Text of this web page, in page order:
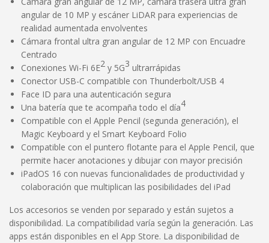
angular de 10 MP y escáner LiDAR para experiencias de
realidad aumentada envolventes
Cámara frontal ultra gran angular de 12 MP con Encuadre
Centrado
Conexiones Wi-Fi 6E2 y 5G3 ultrarrápidas
Conector USB-C compatible con Thunderbolt/USB 4
Face ID para una autenticación segura
Una batería que te acompaña todo el día4
Compatible con el Apple Pencil (segunda generación), el
Magic Keyboard y el Smart Keyboard Folio
Compatible con el puntero flotante para el Apple Pencil, que
permite hacer anotaciones y dibujar con mayor precisión
iPadOS 16 con nuevas funcionalidades de productividad y
colaboración que multiplican las posibilidades del iPad
Los accesorios se venden por separado y están sujetos a
disponibilidad. La compatibilidad varía según la generación. Las
apps están disponibles en el App Store. La disponibilidad de